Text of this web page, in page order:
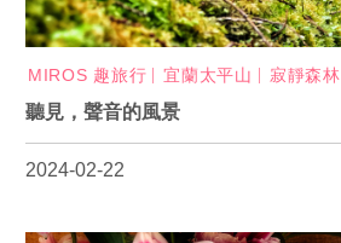
MIROS 趣旅行 宜蘭太平山 寂靜森林
聽見，聲音的風景
2024-02-22